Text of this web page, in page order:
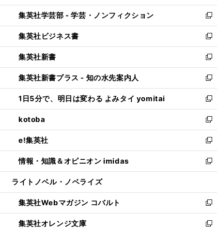
開
く
ウ
で
開
く
ン
ド
ウ
で
開
く
ウ
ィ
ン
ド
ウ
で
開
く
集英社学芸部 - 学芸・ノンフィクション
新
し
い
ウ
ィ
ン
ド
ウ
で
開
く
集英社ビジネス書
新
し
い
ウ
ィ
ン
ド
ウ
で
開
く
集英社新書
新
し
い
ウ
ィ
ン
ド
ウ
で
開
く
集英社新書プラス - 知の水先案内人
新
し
い
ウ
ィ
ン
ド
ウ
で
開
1日5分で、明日は変わる よみタイ yomitai
新
し
い
ウ
ィ
ン
ド
ウ
開
く
kotoba
新
し
い
ウ
ィ
ン
ウ
で
開
く
e!集英社
新
し
い
ウ
ン
ド
ウ
で
情報・知識＆オピニオン imidas
新
し
ウ
ィ
ン
ド
ライトノベル・ノベライズ
集英社Webマガジン コバルト
新
し
い
集英社オレンジ文庫
新